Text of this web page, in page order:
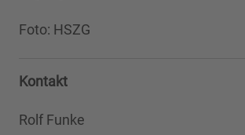
Foto: HSZG
Kontakt
Rolf Funke